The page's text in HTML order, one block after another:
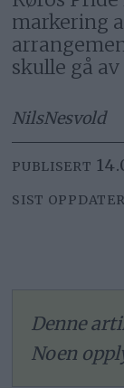
markering
skulle gå
NilsNesvold
PUBLISERT
SIST
Denne
Noen